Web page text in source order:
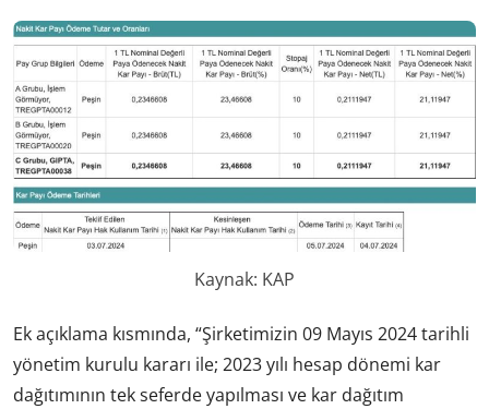
Kaynak: KAP
Ek açıklama kısmında, “Şirketimizin 09 Mayıs 2024 tarihli
yönetim kurulu kararı ile; 2023 yılı hesap dönemi kar
dağıtımının tek seferde yapılması ve kar dağıtım